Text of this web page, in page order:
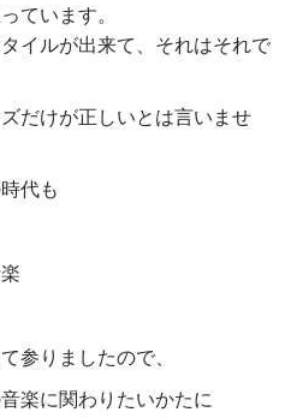
ています。
イルが出来て、それはそれで
だけが正しいとは言いませ
代も
参りましたので、
楽に関わりたいかたに